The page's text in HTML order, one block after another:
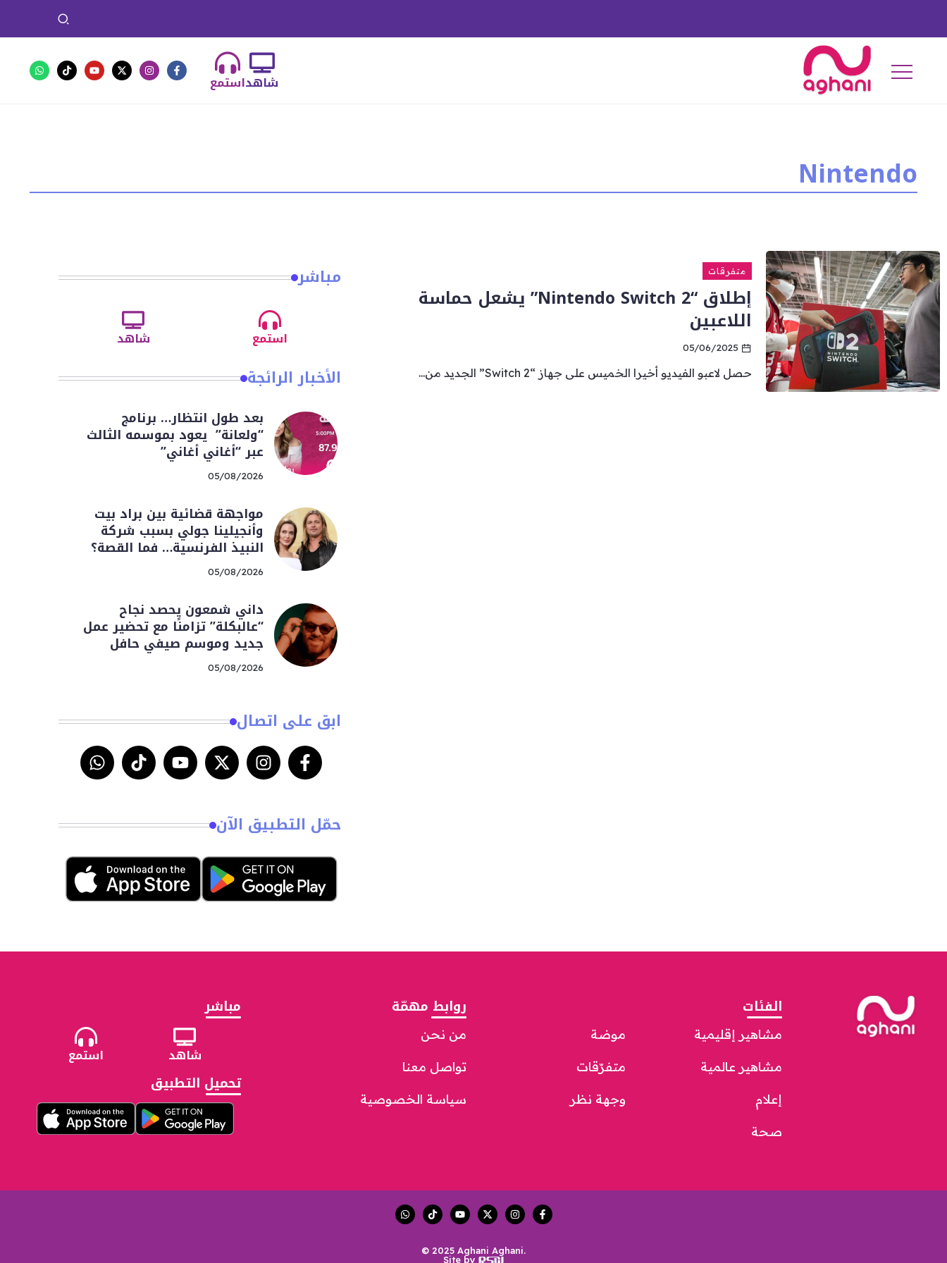
استمعشاهد
Nintendo
متفرقات
إطلاق “Nintendo Switch 2” يشعل حماسة
اللاعبين
05/06/2025
حصل لاعبو الفيديو أخيرا الخميس على جهاز “Switch 2” الجديد من...
مباشر
استمع شاهد
الأخبار الرائجة
بعد طول انتظار… برنامج
“ولعانة” يعود بموسمه الثالث
عبر “أغاني أغاني”
05/08/2026
مواجهة قضائية بين براد بيت
وأنجيلينا جولي بسبب شركة
النبيذ الفرنسية… فما القصة؟
05/08/2026
داني شمعون يحصد نجاح
“عالبكلة” تزامنًا مع تحضير عمل
جديد وموسم صيفي حافل
05/08/2026
ابق على اتصال
حمّل التطبيق الآن
الفئات
مشاهير إقليمية
مشاهير عالمية
إعلام
صحة
موضة
متفرّقات
وجهة نظر
روابط مهمّة
من نحن
تواصل معنا
سياسة الخصوصية
مباشر
شاهد استمع
تحميل التطبيق
© 2025 Aghani Aghani.
Site by